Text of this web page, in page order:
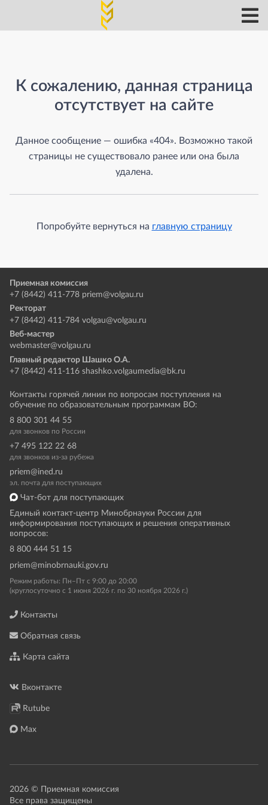
К сожалению, данная страница
отсутствует на сайте
Данное сообщение — ошибка «404». Возможно такой
страницы не существовало ранее или она была
удалена.
Попробуйте вернуться на главную страницу
Приемная комиссия
+7 (8442) 411-778 priem@volgau.ru
Ректорат
+7 (8442) 411-784 volgau@volgau.ru
Веб-мастер
webmaster@volgau.ru
Главный редактор Шашко О.А.
+7 (8442) 411-116 shashko.volgaumedia@bk.ru
Контакты горячей линии по вопросам поступления на
обучение по образовательным программам ВО:
8 800 301 44 55
для звонков по России
+7 495 122 22 68
для звонков из-за рубежа
priem@ined.ru
эл. почта для поступающих
Чат-бот для поступающих
Единый контакт-центр Минобрнауки России для
информирования поступающих и решения оперативных
вопросов:
8 800 444 51 15
priem@minobrnauki.gov.ru
Режим работы: Пн–Пт с 9:00 до 20:00
(круглосуточно с 1 июня 2026 г. по 30 ноября 2026 г.)
Контакты
Обратная связь
Карта сайта
Вконтакте
Rutube
Max
2026 © Приемная комиссия
Все права защищены